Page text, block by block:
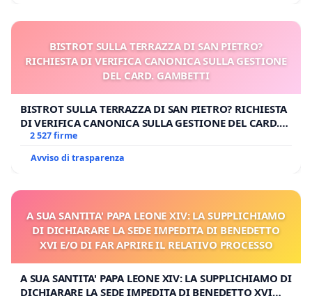
BISTROT SULLA TERRAZZA DI SAN PIETRO?
RICHIESTA DI VERIFICA CANONICA SULLA GESTIONE
DEL CARD. GAMBETTI
BISTROT SULLA TERRAZZA DI SAN PIETRO? RICHIESTA
DI VERIFICA CANONICA SULLA GESTIONE DEL CARD.
GAMBETTI
2 527 firme
Avviso di trasparenza
A SUA SANTITA' PAPA LEONE XIV: LA SUPPLICHIAMO
DI DICHIARARE LA SEDE IMPEDITA DI BENEDETTO
XVI E/O DI FAR APRIRE IL RELATIVO PROCESSO
A SUA SANTITA' PAPA LEONE XIV: LA SUPPLICHIAMO DI
DICHIARARE LA SEDE IMPEDITA DI BENEDETTO XVI